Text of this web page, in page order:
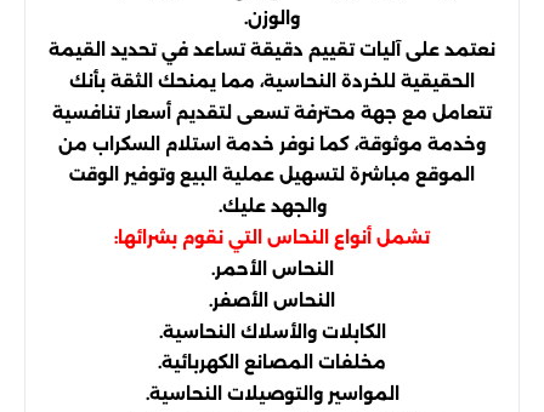
والوزن.
نعتمد على آليات تقييم دقيقة تساعد في تحديد القيمة
الحقيقية للخردة النحاسية، مما يمنحك الثقة بأنك
تتعامل مع جهة محترفة تسعى لتقديم أسعار تنافسية
وخدمة موثوقة، كما نوفر خدمة استلام السكراب من
الموقع مباشرة لتسهيل عملية البيع وتوفير الوقت
والجهد عليك.
تشمل أنواع النحاس التي نقوم بشرائها:
النحاس الأحمر.
النحاس الأصفر.
الكابلات والأسلاك النحاسية.
مخلفات المصانع الكهربائية.
المواسير والتوصيلات النحاسية.